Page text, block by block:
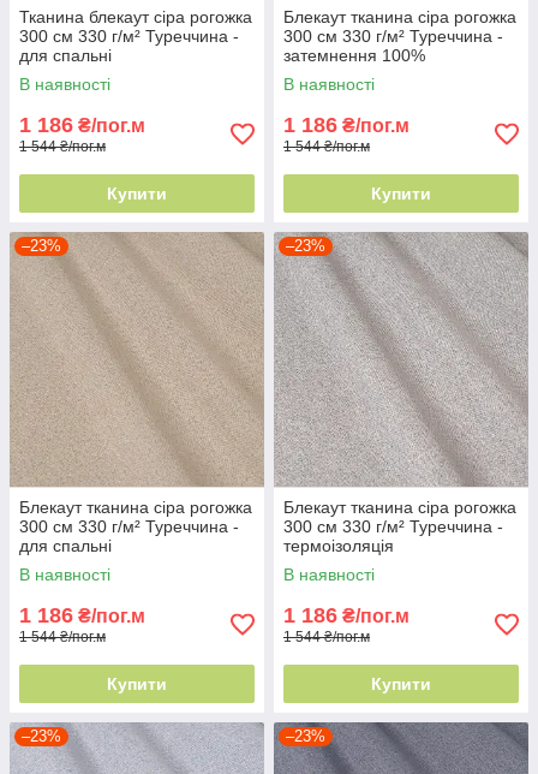
Тканина блекаут сіра рогожка
300 см 330 г/м² Туреччина -
для спальні
В наявності
1 186 ₴/пог.м
1 544 ₴/пог.м
Купити
Блекаут тканина сіра рогожка
300 см 330 г/м² Туреччина -
затемнення 100%
В наявності
1 186 ₴/пог.м
1 544 ₴/пог.м
Купити
–23%
Блекаут тканина сіра рогожка
300 см 330 г/м² Туреччина -
для спальні
В наявності
1 186 ₴/пог.м
1 544 ₴/пог.м
Купити
–23%
Блекаут тканина сіра рогожка
300 см 330 г/м² Туреччина -
термоізоляція
В наявності
1 186 ₴/пог.м
1 544 ₴/пог.м
Купити
–23% –23%